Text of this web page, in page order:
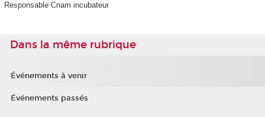
Responsable Cnam incubateur
Dans la même rubrique
Événements à venir
Événements passés